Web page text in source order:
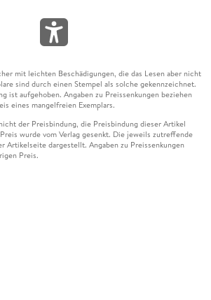
mit leichten Beschädigungen, die das Lesen aber nicht
sind durch einen Stempel als solche gekennzeichnet.
ist aufgehoben. Angaben zu Preissenkungen beziehen
eines mangelfreien Exemplars.
der Preisbindung, die Preisbindung dieser Artikel
wurde vom Verlag gesenkt. Die jeweils zutreffende
Artikelseite dargestellt. Angaben zu Preissenkungen
Preis.